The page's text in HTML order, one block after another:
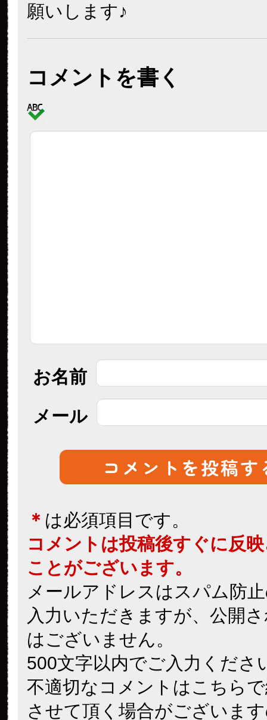
願いします♪
コメントを書く
お名前
メール
＊ は必須項目です。
コメントは投稿後すぐに反
ことがございます。
メールアドレスはスパム防
入力いただきますが、公開
はございません。
500文字以内でご入力くださ
不適切なコメントはこちら
させて頂く場合がございま